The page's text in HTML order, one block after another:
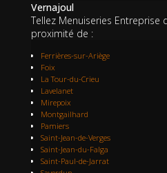
Vernajoul
Tellez Menuiseries Entreprise
proximité de :
Ferrières-sur-Ariège
Foix
La Tour-du-Crieu
Lavelanet
Mirepoix
Montgailhard
Pamiers
Saint-Jean-de-Verges
Saint-Jean-du-Falga
Saint-Paul-de-Jarrat